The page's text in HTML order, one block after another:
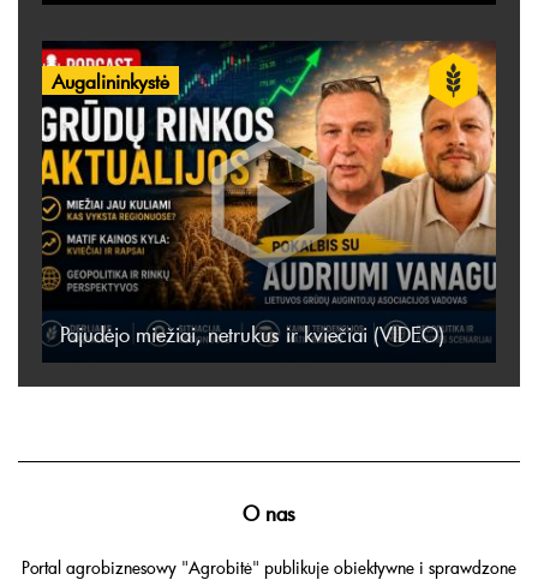
Augalininkystė
Pajudėjo miežiai, netrukus ir kviečiai (VIDEO)
O nas
Portal agrobiznesowy "Agrobitė" publikuje obiektywne i sprawdzone